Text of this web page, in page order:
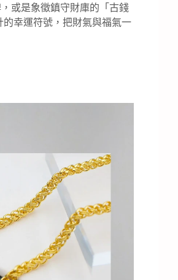
或是象徵鎮守財庫的「古錢
的幸運符號，把財氣與福氣一